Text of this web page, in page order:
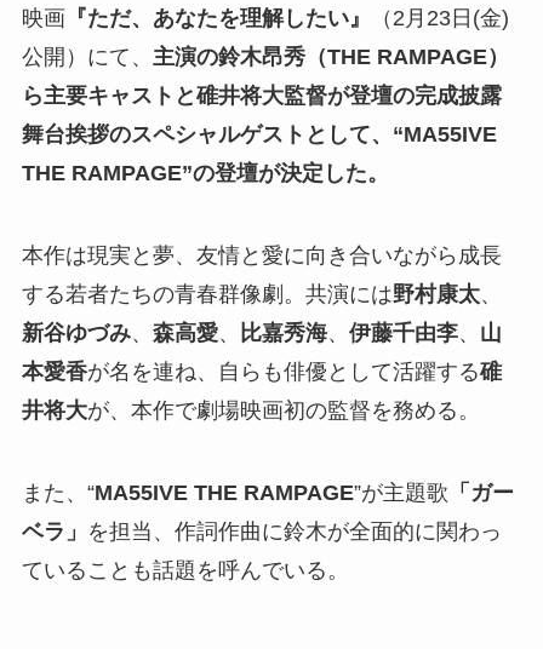
映画 『ただ、あなたを理解したい』
（2月23日(金)
公開）にて、 主演の鈴木昂秀（THE RAMPAGE）
ら主要キャストと碓井将大監督が登壇の完成披露
舞台挨拶のスペシャルゲストとして、“MA55IVE
THE RAMPAGE”の登壇が決定した。
本作は現実と夢、友情と愛に向き合いながら成長
する若者たちの青春群像劇。共演には野村康太、
新谷ゆづみ、 森高愛、 比嘉秀海、 伊藤千由李、 山
本愛香が名を連ね、自らも俳優として活躍する碓
井将大が、本作で劇場映画初の監督を務める。
また、“MA55IVE THE RAMPAGE”が主題歌 「ガー
ベラ」 を担当、作詞作曲に鈴木が全面的に関わっ
ていることも話題を呼んでいる。